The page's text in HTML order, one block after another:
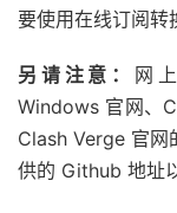
要使用在线订阅转
另请注意：
网
Windows 官网、
Clash Verge 官网
供的 Github 地址